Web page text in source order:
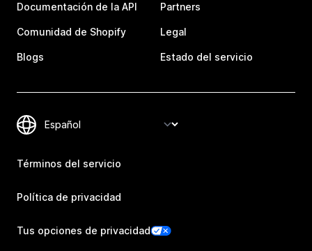
Documentación de la API
Comunidad de Shopify
Blogs
Partners
Legal
Estado del servicio
Términos del servicio
Política de privacidad
Tus opciones de privacidad